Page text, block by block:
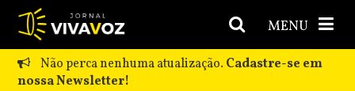
MENU
Não perca nenhuma atualização. Cadastre-se em
nossa Newsletter!